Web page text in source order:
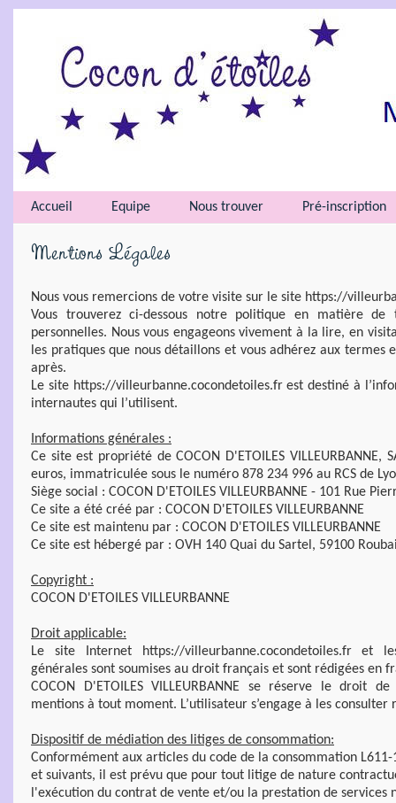
Accueil Equipe Nous trouver Pré-inscription
Mentions Légales
Nous vous remercions de votre visite sur le site https://
Vous trouverez ci-dessous notre politique en matière de
personnelles. Nous vous engageons vivement à la lire, en
les pratiques que nous détaillons et vous adhérez aux termes
après.
Le site https://villeurbanne.cocondetoiles.fr est destiné à
internautes qui l’utilisent.
Informations générales :
Ce site est propriété de COCON D'ETOILES VILLEURBANNE,
euros, immatriculée sous le numéro 878 234 996 au RCS de
Siège social : COCON D'ETOILES VILLEURBANNE - 101 Rue
Ce site a été créé par : COCON D'ETOILES VILLEURBANNE
Ce site est maintenu par : COCON D'ETOILES VILLEURBANNE
Ce site est hébergé par : OVH 140 Quai du Sartel, 59100
Copyright :
COCON D'ETOILES VILLEURBANNE
Droit applicable:
Le site Internet https://villeurbanne.cocondetoiles.fr et
générales sont soumises au droit français et sont rédigées en
COCON D'ETOILES VILLEURBANNE se réserve le droit
mentions à tout moment. L’utilisateur s’engage à les
Dispositif de médiation des litiges de consommation:
Conformément aux articles du code de la consommation L611-
et suivants, il est prévu que pour tout litige de nature
l'exécution du contrat de vente et/ou la prestation de services